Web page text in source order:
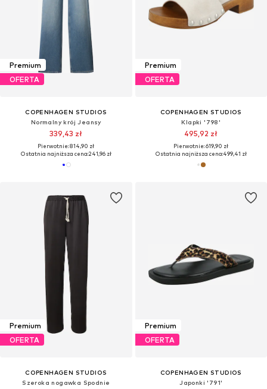
Premium
OFERTA
COPENHAGEN STUDIOS
Normalny krój Jeansy
339,43 zł
Pierwotnie: 814,90 zł
Ostatnia najniższa cena:241,96 zł
Premium
OFERTA
COPENHAGEN STUDIOS
Klapki '798'
495,92 zł
Pierwotnie: 619,90 zł
Ostatnia najniższa cena:499,41 zł
Premium
OFERTA
COPENHAGEN STUDIOS
Szeroka nogawka Spodnie
Premium
OFERTA
COPENHAGEN STUDIOS
Japonki '791'